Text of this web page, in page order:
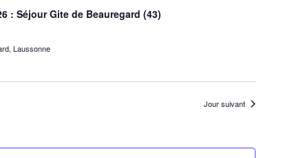
: Séjour Gite de Beauregard (43)
Laussonne
Jour suivant